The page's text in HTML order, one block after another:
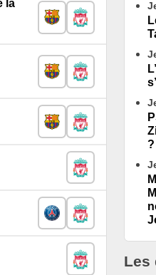
la
?
Les